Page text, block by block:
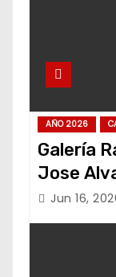
AÑO 2026
Galería
Jose
Jun 16,